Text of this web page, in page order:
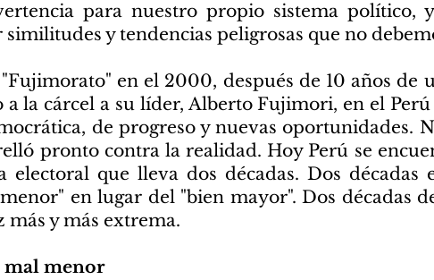
para nuestro propio sistema político,
similitudes y tendencias peligrosas que no
en el 2000, después de 10 años de
la cárcel a su líder, Alberto Fujimori, en el
de progreso y nuevas oportunidades.
pronto contra la realidad. Hoy Perú se
electoral que lleva dos décadas. Dos décadas
en lugar del "bien mayor". Dos décadas
más y más extrema.
mal menor